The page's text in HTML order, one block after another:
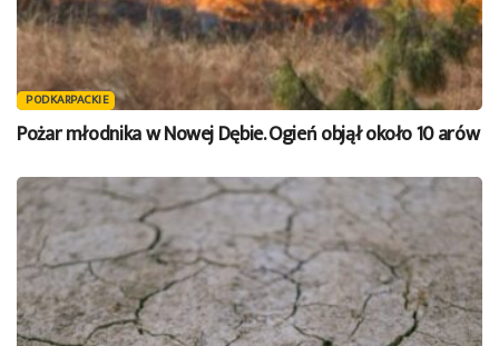
PODKARPACKIE
Pożar młodnika w Nowej Dębie. Ogień objął około 10 arów